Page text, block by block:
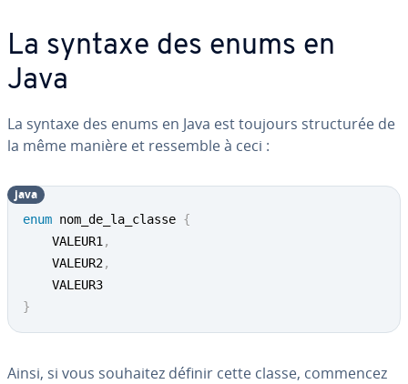
La syntaxe des enums en
Java
La syntaxe des enums en Java est toujours struc­tu­rée de
la même manière et ressemble à ceci :
enum nom_de_la_classe {
	VALEUR1
,
	VALEUR2
,
}
java
Ainsi, si vous souhaitez définir cette classe, commencez